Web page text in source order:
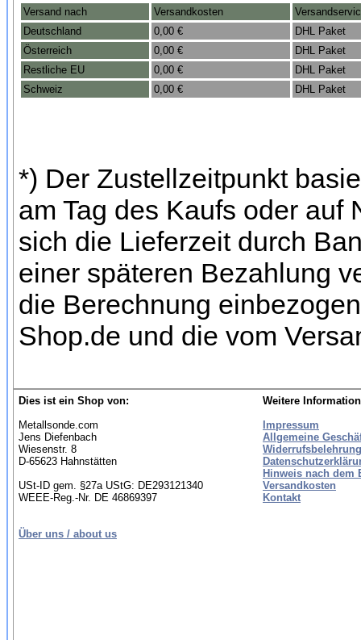
Versand nach Versandkosten
Deutschland
0,00 €
DHL Paket
Österreich
0,00 €
DHL Paket
Restliche EU
0,00 €
DHL Paket
Schweiz
0,00 € DHL Paket
*) Der Zustellzeitpunkt
am Tag des Kaufs oder
sich die Lieferzeit durch
einer späteren Bezahlung
die Berechnung
Shop.de und die vom
Dies ist ein Shop von:
Metallsonde.com
Jens Diefenbach
Wiesenstr. 8
D-65623 Hahnstätten
USt-ID gem. §27a UStG: DE293121340
WEEE-Reg.-Nr. DE 46869397
Über uns / about us
Weitere
Impressum
Allgemeine
Hinweis nach dem
Versandkosten
Kontakt